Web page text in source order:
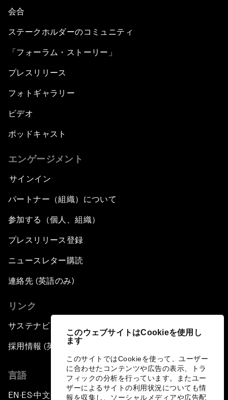
このウェブサイトはCookieを使用し
ます
このサイトではCookieを使って、ユーザー
に合わせたコンテンツや広告の表示、トラ
フィックの分析を行っています。またユー
ザーによるサイトの利用状況についても情
報を収集し、ソーシャルメディアや広告配
会合
ステークホルダーのコミュニティ
「フォーラム・ストーリー」
プレスリリース
フォトギャラリー
ビデオ
ポッドキャスト
エンゲージメント
サインイン
パートナー（組織）について
参加する（個人、組織）
プレスリリース登録
ニュースレター購読
連絡先 (英語のみ)
リンク
サステナビリティへの取り組み
採用情報 (英語のみ)
言語
EN ▪ES▪中文▪ 日本語